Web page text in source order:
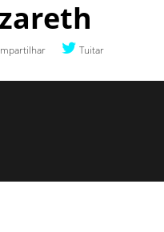
Tuitar